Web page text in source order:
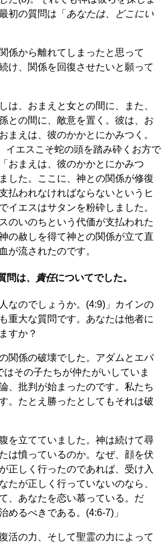
初の質問は「 あなたは、どこにい
係から離れてしまったと思って
け、関係を回復させたいと願って
は、おまえと女との間に、また、
との間に、敵意を置く。彼は、お
まえは、彼のかかとにかみつく。
イエスこそ蛇の頭を踏み砕くお方で
おまえは、彼のかかとにかみつ
した。ここに、神との関係が修復
払われなければならないというヒ
イエスはサタンを粉砕しました。
のいのちという代価が支払われた
の赦しを得て神との関係が立て直
が流されたのです。
問は、 責任についてでした。
なのでしょうか。(4:9)」カインの
重大な質問です。あなたは他者に
すか？
関係の破壊でした。アダムとエバ
その子たちが仲たがいしていま
、批判が始まったのです。私たち
。たとえ勝ったとしてもそれは破
を立てていました。神は続けて尋
は憤っているのか。なぜ、顔を伏
正しく行ったのであれば、受け入
たが正しく行っていないのなら、
、あなたを恋い慕っている。だ
めるべきである。(4:6-7)」
活の力、そして聖霊の力によって